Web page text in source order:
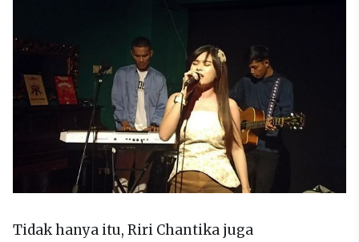
Tidak hanya itu, Riri Chantika juga